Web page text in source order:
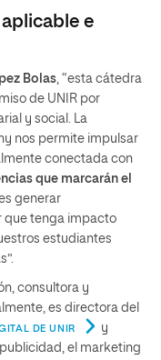
e
Bolas , “esta cátedra
de UNIR por
y social. La
nos permite impulsar
conectada con
que marcarán el
generar
que tenga impacto
estudiantes
consultora y
es directora del
DE UNIR
y
el marketing